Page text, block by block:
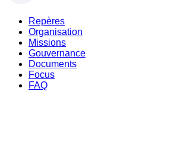
Repères
Organisation
Missions
Gouvernance
Documents
Focus
FAQ